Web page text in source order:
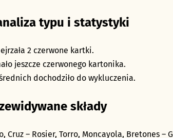
typu i statystyki
2 czerwone kartki.
jeszcze czerwonego kartonika.
dochodziło do wykluczenia.
składy
Cruz – Rosier, Torro, Moncayola, Bretones –